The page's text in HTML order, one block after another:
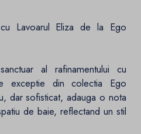
Lavoarul Eliza de la Ego
al rafinamentului cu
exceptie din colectia Ego
dar sofisticat, adauga o nota
de baie, reflectand un stil